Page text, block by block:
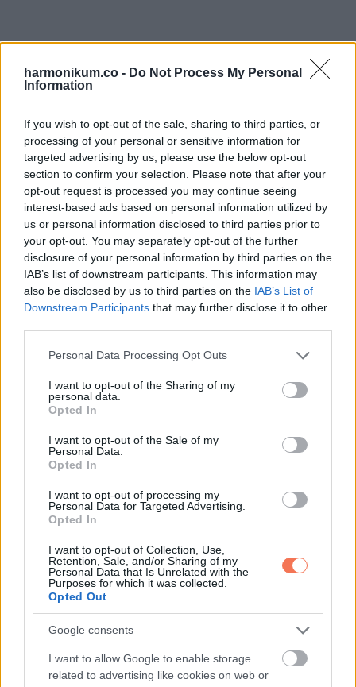
harmonikum.co - Do Not Process My Personal
Information
If you wish to opt-out of the sale, sharing to third parties, or
processing of your personal or sensitive information for
targeted advertising by us, please use the below opt-out
section to confirm your selection. Please note that after your
opt-out request is processed you may continue seeing
interest-based ads based on personal information utilized by
us or personal information disclosed to third parties prior to
your opt-out. You may separately opt-out of the further
disclosure of your personal information by third parties on the
IAB’s list of downstream participants. This information may
also be disclosed by us to third parties on the IAB’s List of
Downstream Participants that may further disclose it to other
Please note that this website/app uses one or more Google
not limited to your visit or usage behaviour. You may click to
grant or deny consent to Google and its third-party tags to
use your data for below specified purposes in below Google
consent section.
Personal Data Processing Opt Outs
I want to opt-out of the Sharing of my
personal data.
Opted In
I want to opt-out of the Sale of my
Personal Data.
Opted In
I want to opt-out of processing my
Personal Data for Targeted Advertising.
Opted In
I want to opt-out of Collection, Use,
Retention, Sale, and/or Sharing of my
Personal Data that Is Unrelated with the
Purposes for which it was collected.
Opted Out
Google consents
I want to allow Google to enable storage
related to advertising like cookies on web or
A disznózsír védi a szívet, most pedig
napvilágot látott még egy igazán
döbbenetes egészségügyi hatása is:
KÖVETKEZŐ POSZT
Ez vár rád a következő 7 évben! 7 éves
További bejegyzések